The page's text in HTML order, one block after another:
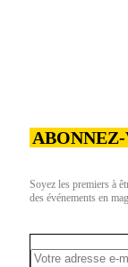
Soyez les premiers à
des événements en